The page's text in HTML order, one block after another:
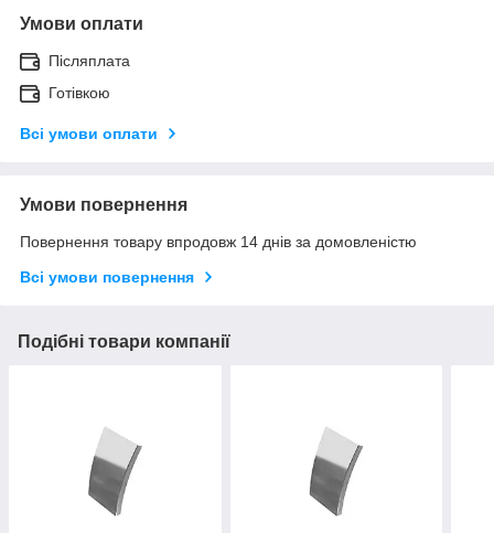
Умови оплати
Післяплата
Готівкою
Всі умови оплати
Умови повернення
Повернення товару впродовж 14 днів за домовленістю
Всі умови повернення
Подібні товари компанії